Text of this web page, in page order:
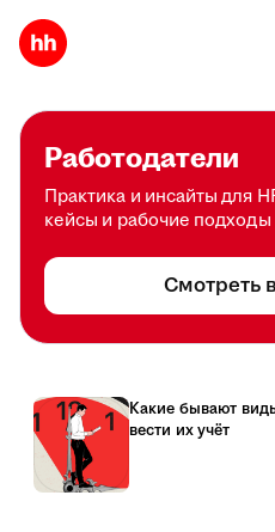
Работодатели
Практика и инсайты для
кейсы и рабочие подходы
Смотреть
Какие бывают
вести их учёт